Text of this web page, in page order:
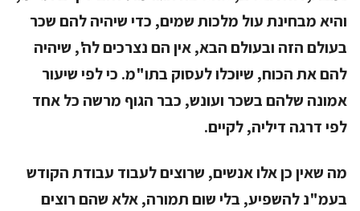
והיא מבחינת עול מלכות שמים, כדי שיהיה להם שכר
בעולם הזה ובעולם הבא, אין הם נצרכים לה', שיהיה
להם את הכוח, שיוכלו לעסוק בתו"מ. כי לפי שיעור
אמונה שלהם בשכר ועונש, כבר הגוף מרשה כל אחד
לפי דרגה דיליה, לקיים.
מה שאין כן אלו אנשים, שרוצים לעבוד עבודת הקודש
בעמ"נ להשפיע, בלי שום תמורה, אלא שהם רוצים